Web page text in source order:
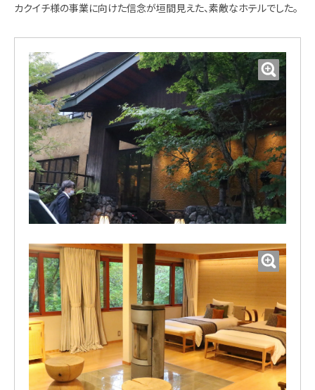
カクイチ様の事業に向けた信念が垣間見えた、素敵なホテルでした。